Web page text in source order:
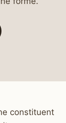
constituent